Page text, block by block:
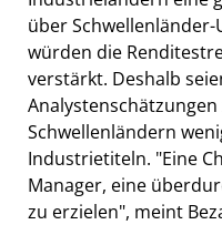
über
würden die
verstärkt. Deshalb
Schwellenländern
Industrietiteln. "Eine
Manager, eine
zu erzielen", meint